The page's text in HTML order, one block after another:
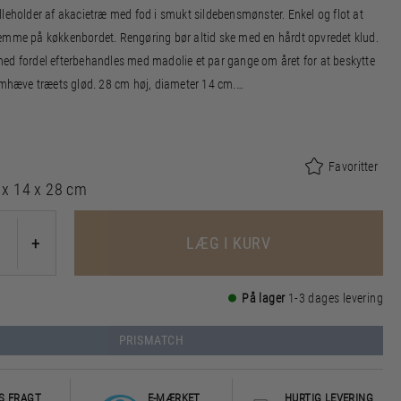
af akacietræ med fod i smukt sildebensmønster. Enkel og flot at
på køkkenbordet. Rengøring bør altid ske med en hårdt opvredet klud.
fordel efterbehandles med madolie et par gange om året for at beskytte
træets glød. 28 cm høj, diameter 14 cm.
i FSC®-certificeret akacietræ (FSC-C166612).
Favoritter
14 x 28 cm
+ LÆG I KURV
På lager 1-3 dages levering
PRISMATCH
FRAGT
E-MÆRKET
HURTIG LEVERING